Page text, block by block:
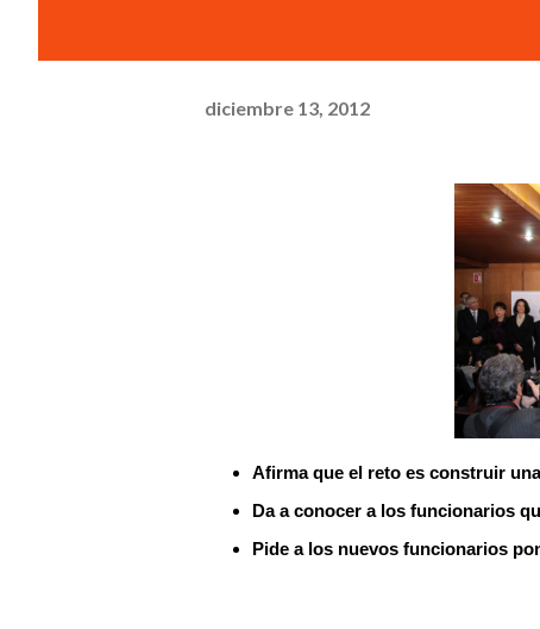
diciembre 13, 2012
Afirma que el reto es construir
Da a conocer a los funcionarios
Pide a los nuevos funcionarios